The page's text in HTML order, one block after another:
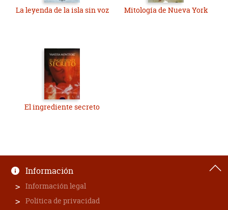
La leyenda de la isla sin voz Mitología de Nueva York
El ingrediente secreto
Información
Información legal
Política de privacidad